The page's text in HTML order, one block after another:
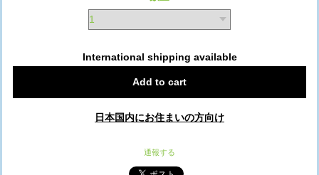
International shipping available
Add to cart
日本国内にお住まいの方向け
通報する